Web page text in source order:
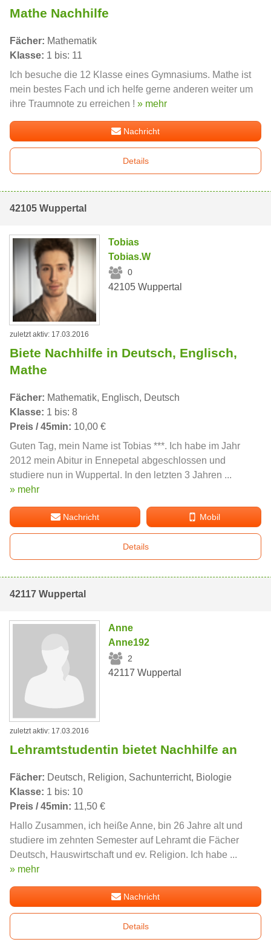
Mathe Nachhilfe
Fächer: Mathematik
Klasse: 1 bis: 11
Ich besuche die 12 Klasse eines Gymnasiums. Mathe ist
mein bestes Fach und ich helfe gerne anderen weiter um
ihre Traumnote zu erreichen ! » mehr
Nachricht
Details
42105 Wuppertal
Tobias
Tobias.W
0
42105 Wuppertal
zuletzt aktiv: 17.03.2016
Biete Nachhilfe in Deutsch, Englisch,
Mathe
Fächer: Mathematik, Englisch, Deutsch
Klasse: 1 bis: 8
Preis / 45min: 10,00 €
Guten Tag, mein Name ist Tobias ***. Ich habe im Jahr
2012 mein Abitur in Ennepetal abgeschlossen und
studiere nun in Wuppertal. In den letzten 3 Jahren ...
» mehr
Nachricht Mobil
Details
42117 Wuppertal
Anne
Anne192
2
42117 Wuppertal
zuletzt aktiv: 17.03.2016
Lehramtstudentin bietet Nachhilfe an
Fächer: Deutsch, Religion, Sachunterricht, Biologie
Klasse: 1 bis: 10
Preis / 45min: 11,50 €
Hallo Zusammen, ich heiße Anne, bin 26 Jahre alt und
studiere im zehnten Semester auf Lehramt die Fächer
Deutsch, Hauswirtschaft und ev. Religion. Ich habe ...
» mehr
Nachricht
Details